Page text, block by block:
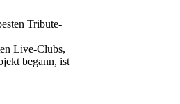
Tribute-
Live-Clubs,
begann, ist